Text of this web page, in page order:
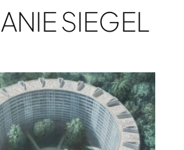
SIEGEL